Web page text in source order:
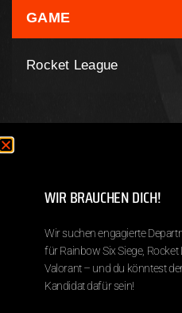
GAME
Rocket League
TEAMS
RL – Team
WIR BRAUCHEN DICH!
Wir suchen engagierte
für Rainbow Six Siege, Rocket
Valorant – und du könntest
Kandidat dafür sein!